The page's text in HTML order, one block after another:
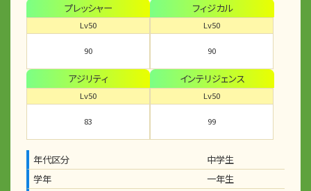
プレッシャー
Lv50
90
フィジカル
Lv50
90
アジリティ
Lv50
83
インテリジェンス
Lv50
99
年代区分
中学生
学年
一年生